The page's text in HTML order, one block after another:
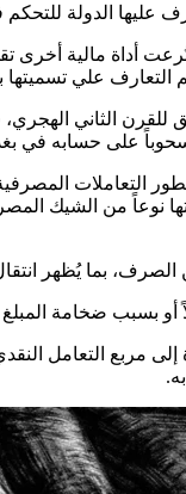
الدولة
أداة مالية
التعارف علي تسميتها
للقرن الثاني
على حسابه في
التعاملات
نوعاً من الشيك
بسبب ضخامة
مربع التعامل